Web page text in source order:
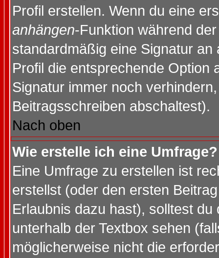
Profil erstellen. Wenn du eine
anhängen-Funktion während
standardmäßig eine Signatur
Profil die entsprechende Option
Signatur immer noch
Beitragsschreiben abschaltest).
Nach oben
Wie erstelle ich eine Umfrage?
Eine Umfrage zu erstellen ist
erstellst (oder den ersten
Erlaubnis dazu hast), solltest
unterhalb der Textbox sehen
möglicherweise nicht die